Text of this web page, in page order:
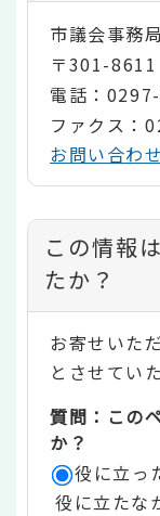
市議会事務局
〒301-
電話：
ファクス：
お問い合わ
コ
ン
テ
ン
ツ
評
価
この情報
たか？
お寄せいた
とさせてい
質問：この
か？
役に立っ
役に立たな